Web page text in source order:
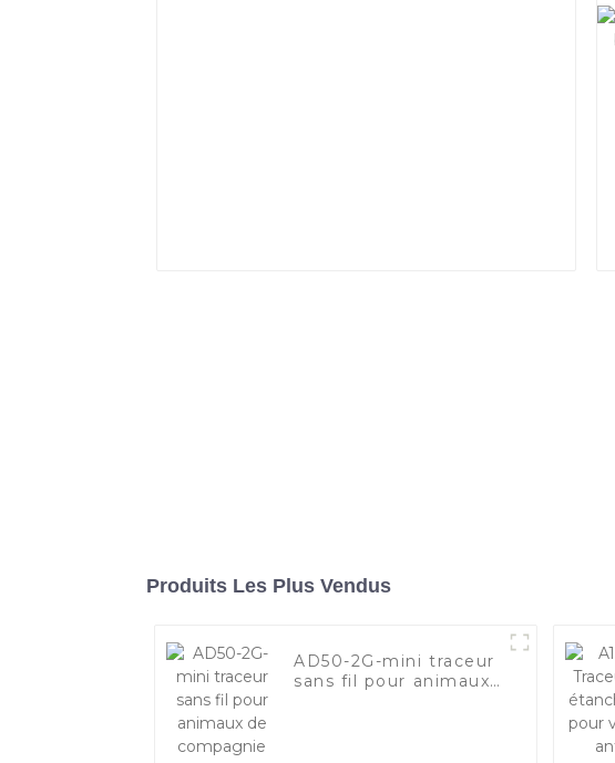
Produits Les Plus Vendus
AD50-2G-mini traceur
sans fil pour animaux